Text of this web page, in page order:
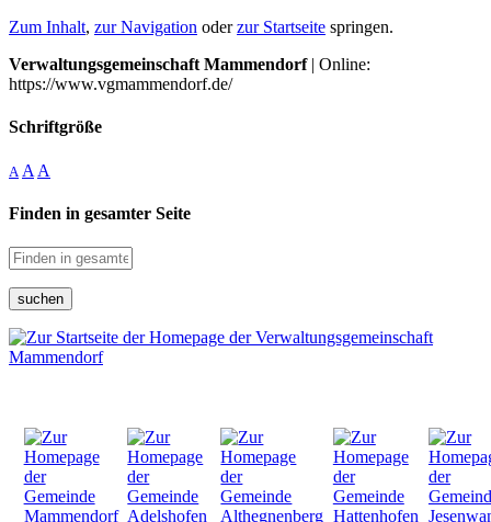
Zum Inhalt, zur Navigation oderzur Startseite springen.
Verwaltungsgemeinschaft Mammendorf| Online:
https://www.vgmammendorf.de/
Schriftgröße
A A A
Finden in gesamter Seite
suchen